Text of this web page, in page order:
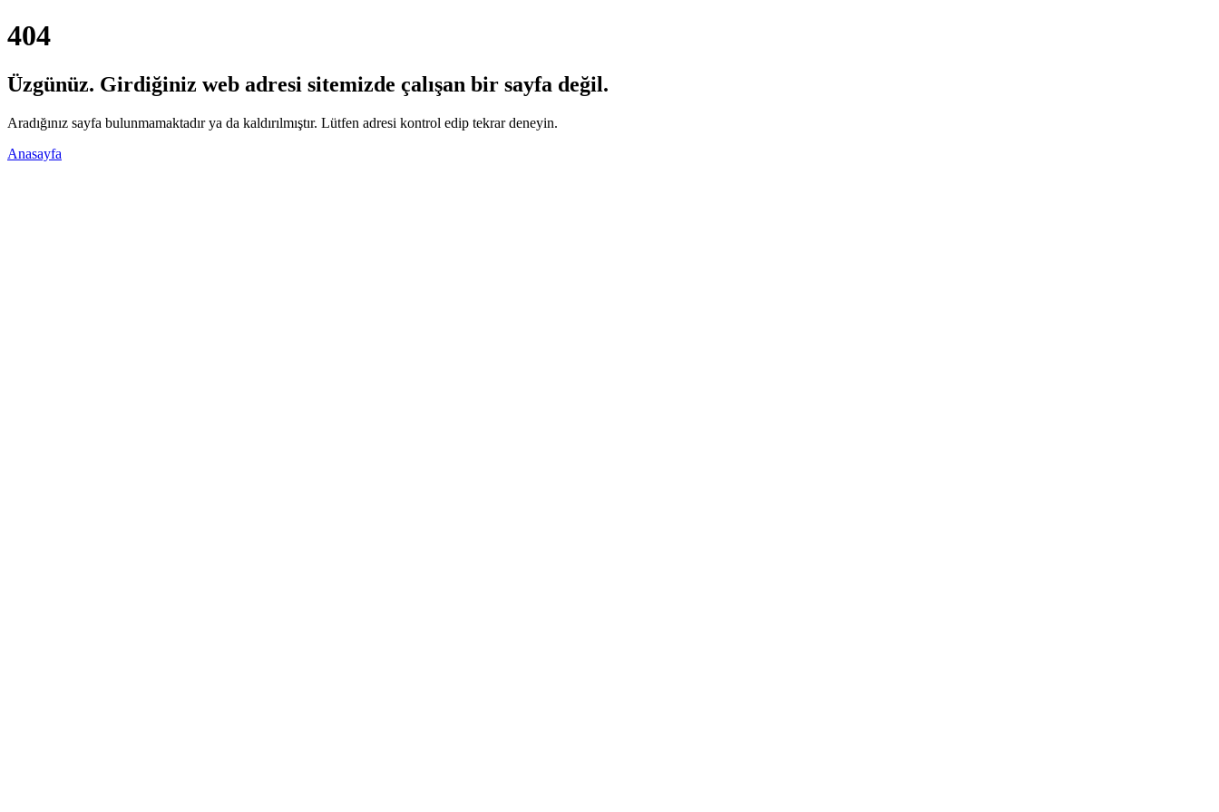
404
Üzgünüz. Girdiğiniz web adresi sitemizde çalışan bir sayfa değil.
Aradığınız sayfa bulunmamaktadır ya da kaldırılmıştır. Lütfen adresi kontrol edip tekrar deneyin.
Anasayfa